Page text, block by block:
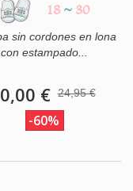
18 ~ 30
sin cordones en lona
con estampado...
€ 24,95 €
-60%